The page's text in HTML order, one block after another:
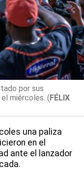
por sus
miércoles. (FÉLIX
una paliza
en el
ante el lanzador